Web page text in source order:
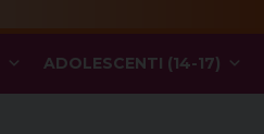
ADOLESCENTI (14-17)